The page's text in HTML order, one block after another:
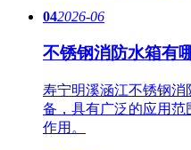
042026-06
不锈钢消防水箱有
寿宁明溪涵江不锈钢
备，具有广泛的应用
作用。